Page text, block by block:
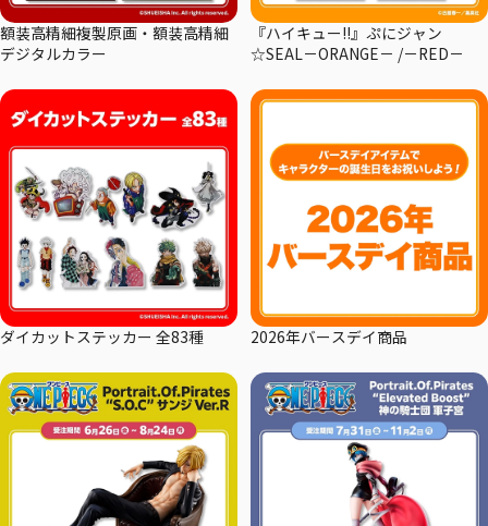
額装高精細複製原画・額装高精細
デジタルカラー
『ハイキュー!!』ぷにジャン
☆SEAL－ORANGE－ /－RED－
ダイカットステッカー 全83種 2026年バースデイ商品